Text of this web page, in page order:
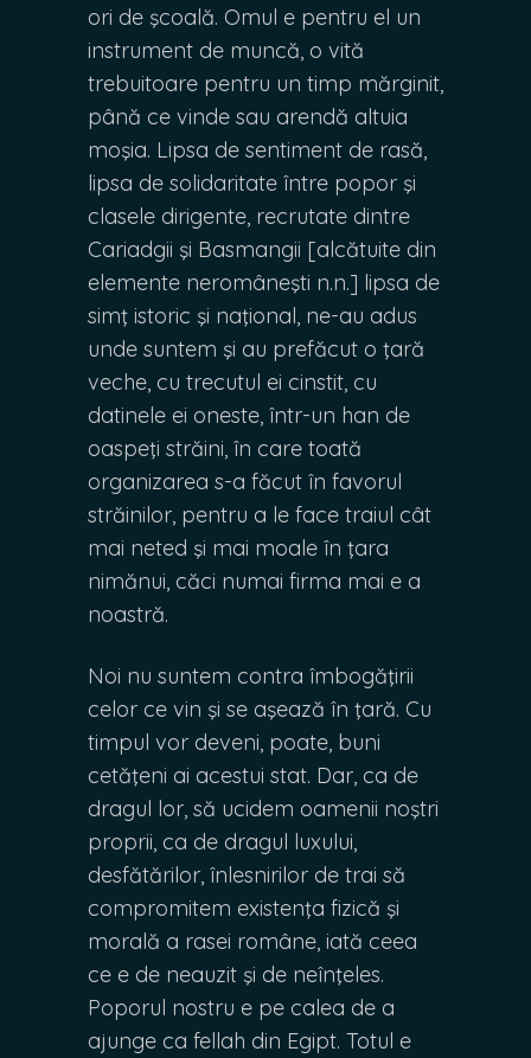
ori de şcoală. Omul e pentru el un
instrument de muncă, o vită
trebuitoare pentru un timp mărginit,
până ce vinde sau arendă altuia
moşia. Lipsa de sentiment de rasă,
lipsa de solidaritate între popor şi
clasele dirigente, recrutate dintre
Cariadgii şi Basmangii [alcătuite din
elemente neromâneşti n.n.] lipsa de
simţ istoric şi naţional, ne-au adus
unde suntem şi au prefăcut o ţară
veche, cu trecutul ei cinstit, cu
datinele ei oneste, într-un han de
oaspeţi străini, în care toată
organizarea s-a făcut în favorul
străinilor, pentru a le face traiul cât
mai neted şi mai moale în ţara
nimănui, căci numai firma mai e a
noastră.
Noi nu suntem contra îmbogăţirii
celor ce vin şi se aşează în ţară. Cu
timpul vor deveni, poate, buni
cetăţeni ai acestui stat. Dar, ca de
dragul lor, să ucidem oamenii noştri
proprii, ca de dragul luxului,
desfătărilor, înlesnirilor de trai să
compromitem existenţa fizică şi
morală a rasei române, iată ceea
ce e de neauzit şi de neînţeles.
Poporul nostru e pe calea de a
ajunge ca fellah din Egipt. Totul e